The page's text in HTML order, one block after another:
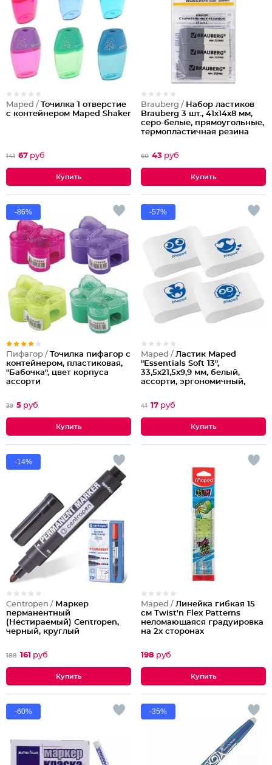
Maped / Точилка 1 отверстие
с контейнером Maped Shaker
141 67 руб
Brauberg / Набор ластиков
Brauberg 3 шт., 41х14х8 мм,
серо-белые, прямоугольные,
термопластичная резина
60 43 руб
-86%
Пифагор / Точилка пифагор с
контейнером, пластиковая,
"Бабочка", цвет корпуса
ассорти
39 5 руб
-57%
Maped / Ластик Maped
"Essentials Soft 13",
33,5х21,5х9,9 мм, белый,
ассорти, эргономичный,
41 17 руб
-14%
Centropen / Маркер
перманентный
(Нестираемый) Centropen,
черный, круглый
188 161 руб
Maped / Линейка гибкая 15
см Twist'n Flex Patterns
неломающаяся градуировка
на 2х сторонах
198 руб
-60% -35%